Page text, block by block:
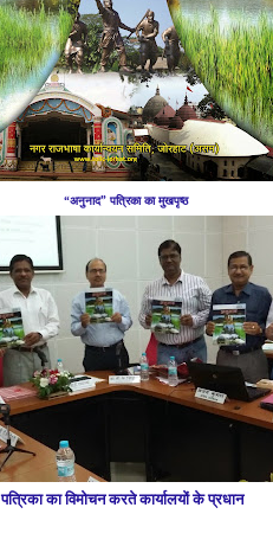
“अनुनाद” पत्रिका का मुखपृष्ठ
पत्रिका का विमोचन करते कार्यालयों के प्रधान